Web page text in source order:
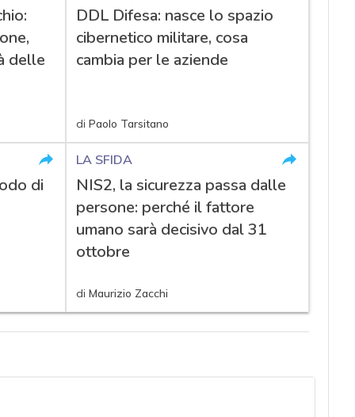
delle
DDL Difesa: nasce lo spazio
cibernetico militare, cosa
cambia per le aziende
diPaolo Tarsitano
di
LA SFIDA
NIS2, la sicurezza passa dalle
persone: perché il fattore
umano sarà decisivo dal 31
ottobre
diMaurizio Zacchi